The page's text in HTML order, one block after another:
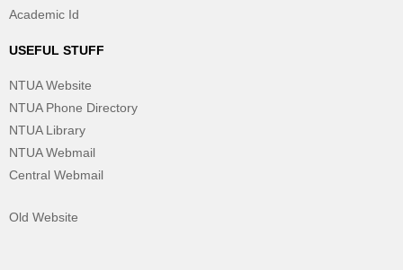
Academic Id
USEFUL STUFF
NTUA Website
NTUA Phone Directory
NTUA Library
NTUA Webmail
Central Webmail
Old Website